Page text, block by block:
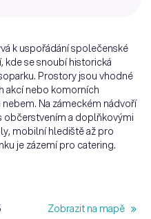
k uspořádání společenské
kde se snoubí historická
Prostory jsou vhodné
akcí nebo komorních
Na zámeckém nádvoří
občerstvením a doplňkovými
mobilní hlediště až pro
je zázemí pro catering.
Zobrazit na mapě